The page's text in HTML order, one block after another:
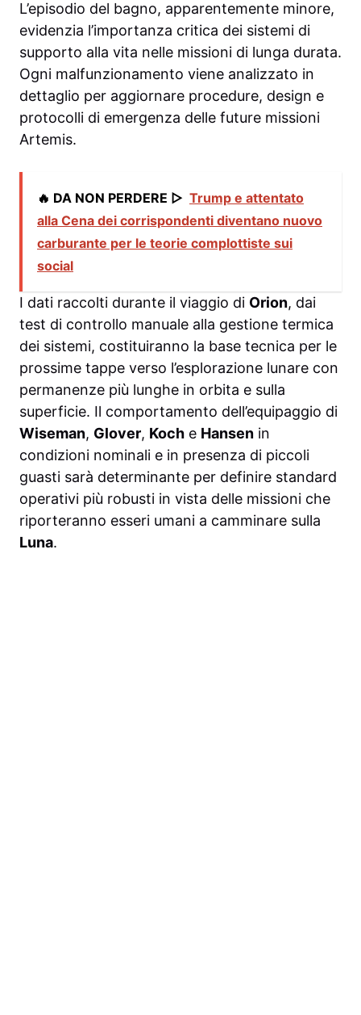
L’episodio del bagno, apparentemente minore,
evidenzia l’importanza critica dei sistemi di
supporto alla vita nelle missioni di lunga durata.
Ogni malfunzionamento viene analizzato in
dettaglio per aggiornare procedure, design e
protocolli di emergenza delle future missioni
Artemis.
🔥 DA NON PERDERE ▷ Trump e attentato
alla Cena dei corrispondenti diventano nuovo
carburante per le teorie complottiste sui
social
I dati raccolti durante il viaggio di Orion, dai
test di controllo manuale alla gestione termica
dei sistemi, costituiranno la base tecnica per le
prossime tappe verso l’esplorazione lunare con
permanenze più lunghe in orbita e sulla
superficie. Il comportamento dell’equipaggio di
Wiseman, Glover, Koch e Hansen in
condizioni nominali e in presenza di piccoli
guasti sarà determinante per definire standard
operativi più robusti in vista delle missioni che
riporteranno esseri umani a camminare sulla
Luna.